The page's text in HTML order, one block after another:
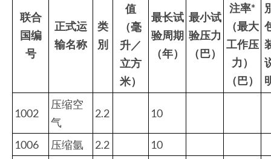
联合
国编
号
正式运
输名称
类
別
值
（毫
升／
立方
米）
最长试
验周期
（年）
最小试
验压力
（巴）
注率*
（最大
工作压
力）
（巴）
1002
压缩空
气
2.2 10
1006 压缩氩 2.2 10